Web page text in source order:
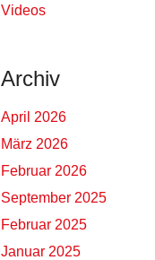
Videos
Archiv
April 2026
März 2026
Februar 2026
September 2025
Februar 2025
Januar 2025